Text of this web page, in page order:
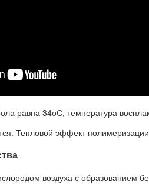
равна 34оС, температура
Тепловой эффект
воздуха с